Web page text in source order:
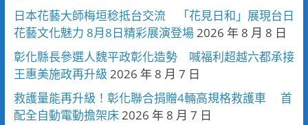
日本花藝大師梅垣稔抵台交流 「花見日和」展現台日
花藝文化魅力 8月8日精彩展演登場2026 年 8 月 8 日
彰化縣長參選人魏平政彰化造勢 喊福利超越六都承接
王惠美施政再升級 2026 年 8 月 7 日
救護量能再升級！彰化聯合捐贈4輛高規格救護車 首
配全自動電動擔架床2026 年 8 月 7 日